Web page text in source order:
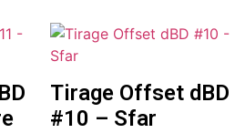
Tirage Offset dBD
#10 – Sfar